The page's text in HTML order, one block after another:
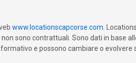
www.locationscapcorse.com .
sono contrattuali. Sono dati in base
e possono cambiare o evolvere